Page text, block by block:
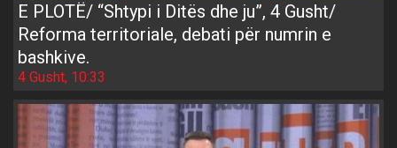
E PLOTË/ “Shtypi i Ditës dhe ju”, 4 Gusht/
Reforma territoriale, debati për numrin e
bashkive.
4 Gusht, 10:33